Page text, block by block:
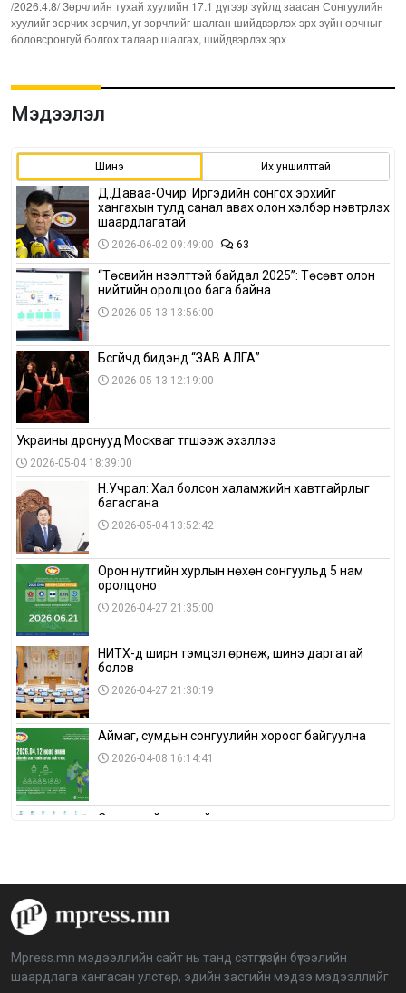
/2026.4.8/ Зөрчлийн тухай хуулийн 17.1 дүгээр зүйлд заасан Сонгуулийн
хуулийг зөрчих зөрчил, уг зөрчлийг шалган шийдвэрлэх эрх зүйн орчныг
боловсронгуй болгох талаар шалгах, шийдвэрлэх эрх
Мэдээлэл
Шинэ Их уншилттай
Д.Даваа-Очир: Иргэдийн сонгох эрхийг
хангахын тулд санал авах олон хэлбэр нэвтрүүлэх
шаардлагатай
2026-06-02 09:49:00 63
“Төсвийн нээлттэй байдал 2025”: Төсөвт олон
нийтийн оролцоо бага байна
2026-05-13 13:56:00
Бүсгүйчүүд бидэнд “ЗАВ АЛГА”
2026-05-13 12:19:00
Украины дронууд Москваг түгшээж эхэллээ
2026-05-04 18:39:00
Н.Учрал: Хал болсон халамжийн хавтгайрлыг
багасгана
2026-05-04 13:52:42
Орон нутгийн хурлын нөхөн сонгуульд 5 нам
оролцоно
2026-04-27 21:35:00
НИТХ-д ширүүн тэмцэл өрнөж, шинэ даргатай
болов
2026-04-27 21:30:19
Аймаг, сумдын сонгуулийн хороог байгуулна
2026-04-08 16:14:41
Сонгуулийн хуулийн зөрчил, шалгах,
аймагт үргэлжилж байна
BTS-ийн тоглолтыг Netflix дэлхий даяар шууд
Mpress.mn мэдээллийн сайт нь танд сэтгүүлзүйн бүтээлийн
шаардлага хангасан улстөр, эдийн засгийн мэдээ мэдээллийг